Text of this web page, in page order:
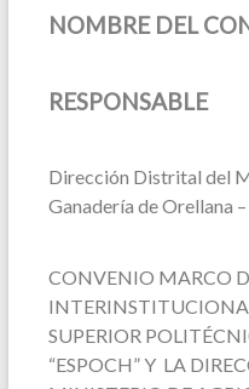
NOMBRE DEL
RESPONSABLE
Dirección Distrital del
Ganadería de Orellana
CONVENIO MARCO
SUPERIOR
“ESPOCH” Y LA